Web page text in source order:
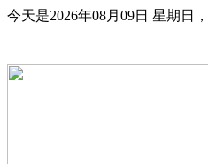
今天是2026年08月09日 星期日